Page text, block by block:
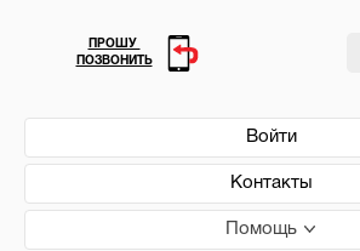
Войти
Контакты
Помощь
ПРОШУ
ПОЗВОНИТЬ